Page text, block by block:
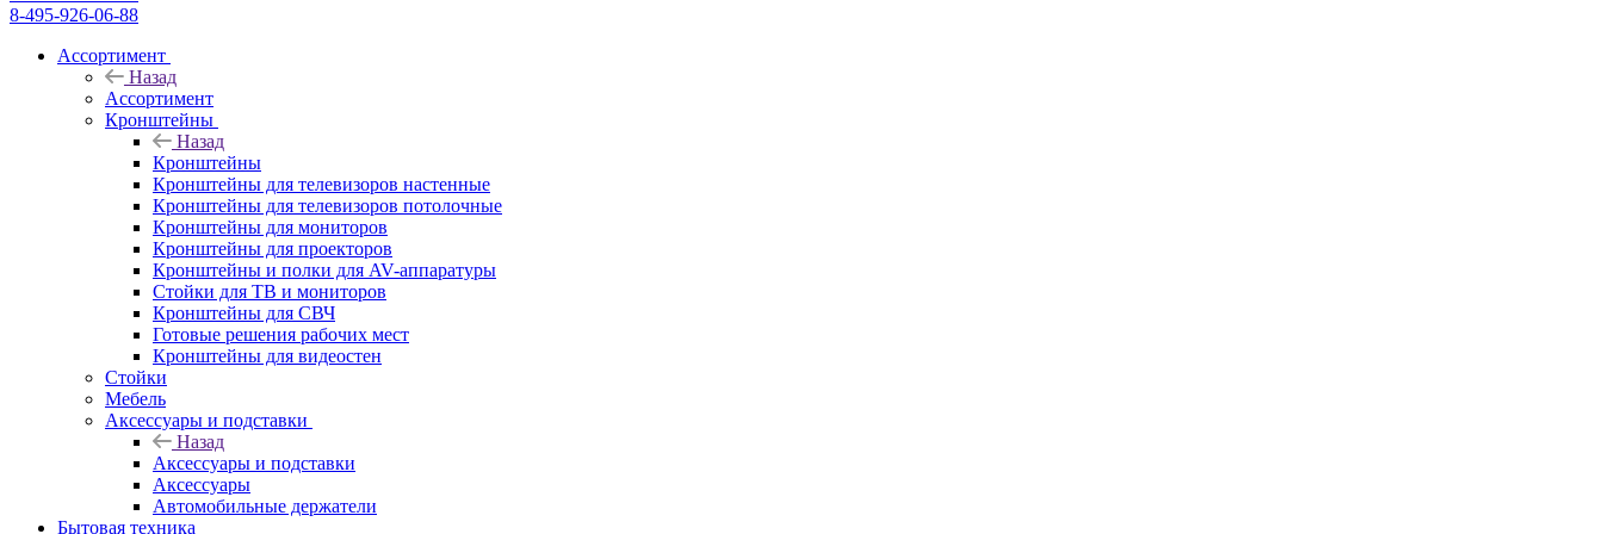
8-495-926-06-88
Ассортимент
Назад
Ассортимент
Кронштейны
Назад
Кронштейны
Кронштейны для телевизоров настенные
Кронштейны для телевизоров потолочные
Кронштейны для мониторов
Кронштейны для проекторов
Кронштейны и полки для AV-аппаратуры
Стойки для ТВ и мониторов
Кронштейны для СВЧ
Готовые решения рабочих мест
Кронштейны для видеостен
Стойки
Мебель
Аксессуары и подставки
Назад
Аксессуары и подставки
Аксессуары
Автомобильные держатели
Бытовая техника